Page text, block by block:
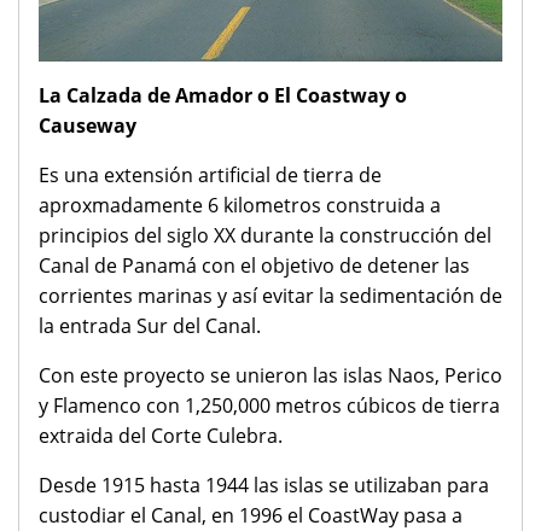
La Calzada de Amador o El Coastway o
Causeway
Es una extensión artificial de tierra de
aproxmadamente 6 kilometros construida a
principios del siglo XX durante la construcción del
Canal de Panamá con el objetivo de detener las
corrientes marinas y así evitar la sedimentación de
la entrada Sur del Canal.
Con este proyecto se unieron las islas Naos, Perico
y Flamenco con 1,250,000 metros cúbicos de tierra
extraida del Corte Culebra.
Desde 1915 hasta 1944 las islas se utilizaban para
custodiar el Canal, en 1996 el CoastWay pasa a